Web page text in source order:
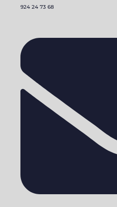
924 24 73 68